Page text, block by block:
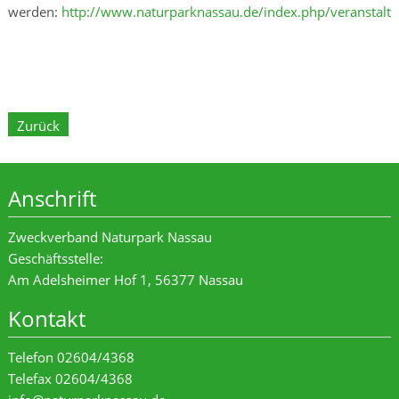
werden: http://www.naturparknassau.de/index.php/
Zurück
Anschrift
Zweckverband Naturpark Nassau
Geschäftsstelle:
Am Adelsheimer Hof 1, 56377 Nassau
Kontakt
Telefon 02604/4368
Telefax 02604/4368